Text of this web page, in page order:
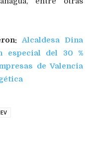
Alcaldesa Dina
especial del 30 %
de Valencia